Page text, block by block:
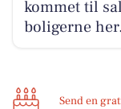
kommet til
boligerne her.
Send en